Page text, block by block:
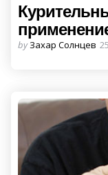
Posted
by Захар Солнцев